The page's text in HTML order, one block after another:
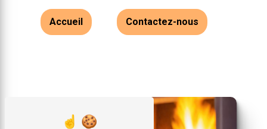
Accueil Contactez-nous